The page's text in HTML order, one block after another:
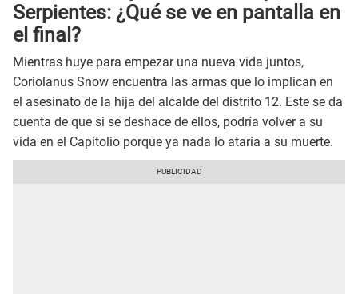
Serpientes: ¿Qué se ve en pantalla en
el final?
Mientras huye para empezar una nueva vida juntos,
Coriolanus Snow encuentra las armas que lo implican en
el asesinato de la hija del alcalde del distrito 12. Este se da
cuenta de que si se deshace de ellos, podría volver a su
vida en el Capitolio porque ya nada lo ataría a su muerte.